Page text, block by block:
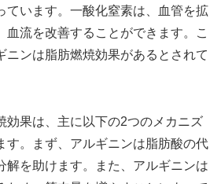
ています。一酸化窒素は、血管を拡
血流を改善することができます。こ
ニンは脂肪燃焼効果があるとされて
効果は、主に以下の2つのメカニズ
す。まず、アルギニンは脂肪酸の代
解を助けます。また、アルギニンは